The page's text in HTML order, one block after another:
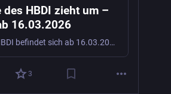
des HBDI zieht um –
16.03.2026
Die Dienststelle des HBDI befindet sich ab 16.03.2026 in der Wilhelmstraße 7, 65185 Wiesbaden.
3